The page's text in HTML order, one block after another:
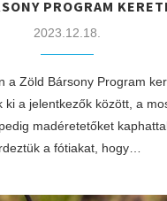
PROGRAM
2023.12.18.
a Zöld Bársony Program
a jelentkezők között, a
madéretetőket
a fótiakat, hogy…